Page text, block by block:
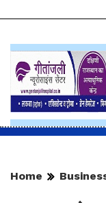
Home